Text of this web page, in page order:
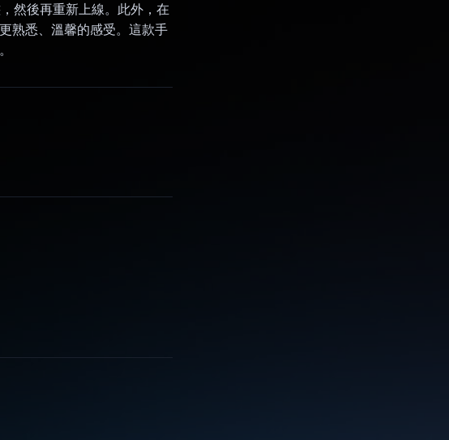
然後再重新上線。此外，在
熟悉、溫馨的感受。這款手